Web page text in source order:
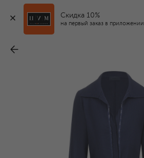
Скидка 10%
на первый заказ в приложении